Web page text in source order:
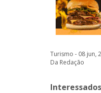
Turismo - 08 jun,
Da Redação